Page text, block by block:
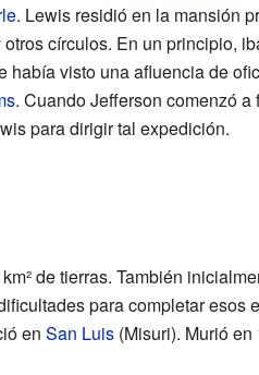
. Lewis residió en la mansión
círculos. En un principio,
había visto una afluencia de
. Cuando Jefferson comenzó a
para dirigir tal expedición.
de tierras. También
para completar esos
en San Luis(Misuri). Murió en